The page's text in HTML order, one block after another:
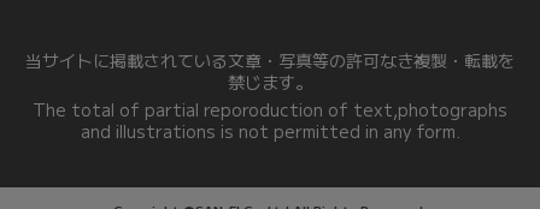
当サイトに掲載されている文章・写真等の許可なき複製・転載を
禁じます。
The total of partial reporoduction of text,photographs
and illustrations is not permitted in any form.